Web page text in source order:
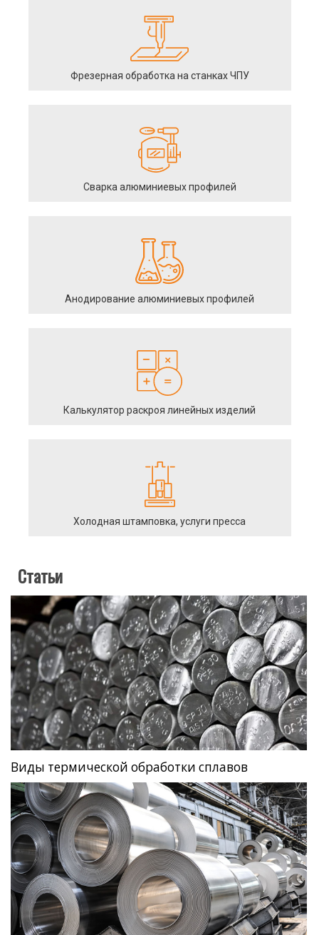
Фрезерная обработка на станках ЧПУ
Сварка алюминиевых профилей
Анодирование алюминиевых профилей
Калькулятор раскроя линейных изделий
Холодная штамповка, услуги пресса
Статьи
Виды термической обработки сплавов